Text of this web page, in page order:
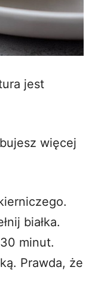
jest
więcej
białka.
minut.
Prawda, że